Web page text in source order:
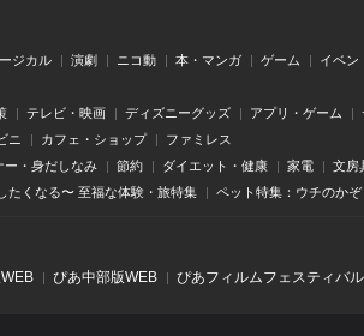
ジカル 演劇 ニコ動 本・マンガ ゲーム イベン
テレビ・映画 ディズニーグッズ アプリ・ゲーム
ニ カフェ・ショップ ファミレス
ー・身だしなみ 節約 ダイエット・健康 家電 文房
たくなる〜 至福な体験・旅特集 ペット特集：ウチのかぞ
ぴあ中部版WEB ぴあフィルムフェスティバ